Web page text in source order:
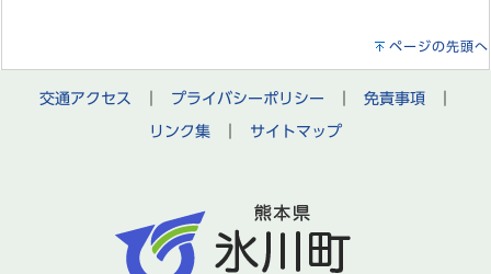
ページの先頭へ
交通アクセス プライバシーポリシー 免責事項
リンク集
サイトマップ